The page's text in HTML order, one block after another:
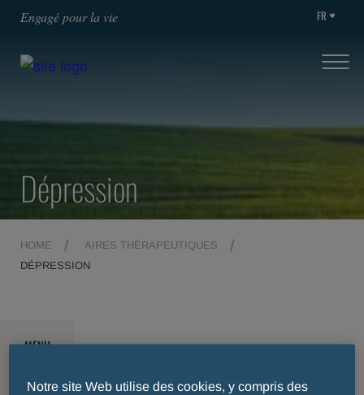
Engagé pour la vie FR
Dépression
HOME
AIRES THÉRAPEUTIQUES
DÉPRESSION
MENU
Notre site Web utilise des cookies, y compris des